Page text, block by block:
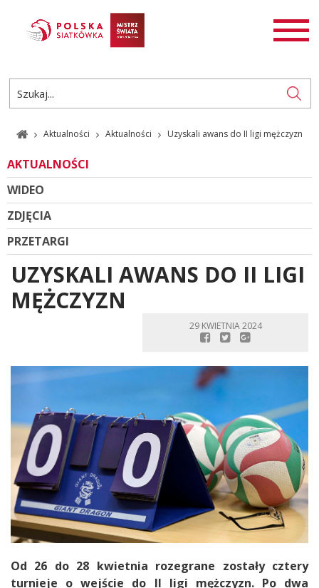
AKTUALNOŚCI
ROZGRYWKI
PL
EN
Aktualności Aktualności Uzyskali awans do II ligi mężczyzn
AKTUALNOŚCI
WIDEO
ZDJĘCIA
PRZETARGI
UZYSKALI AWANS DO II LIGI
MĘŻCZYZN
29 KWIETNIA 2024
Od 26 do 28 kwietnia rozegrane zostały cztery
turnieje o wejście do II ligi mężczyzn. Po dwa